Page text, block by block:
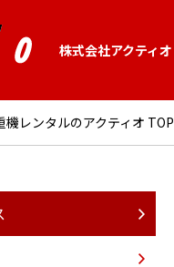
株式会社アクティオ
機レンタルのアクティオ TOP